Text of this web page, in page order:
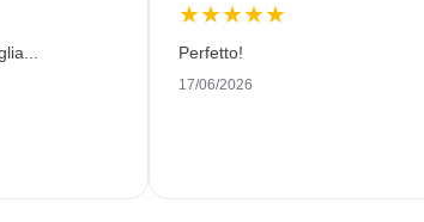
★★★★★
Perfetto!
17/06/2026